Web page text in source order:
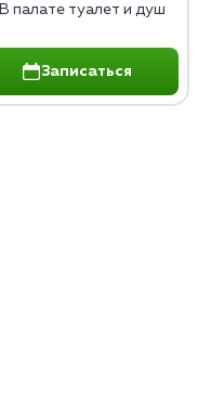
В палате туалет и душ
Записаться